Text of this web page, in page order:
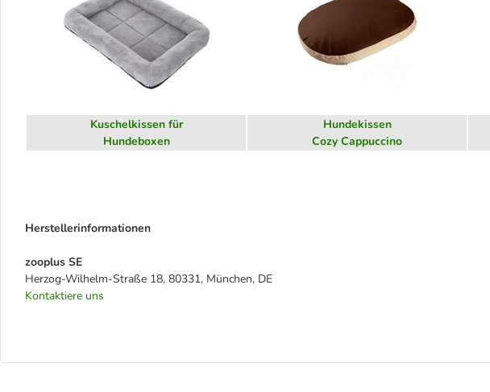
Kuschelkissen für
Hundeboxen
Hundekissen
Cozy Cappuccino
Herstellerinformationen
zooplus SE
Herzog-Wilhelm-Straße 18, 80331, München, DE
Kontaktiere uns